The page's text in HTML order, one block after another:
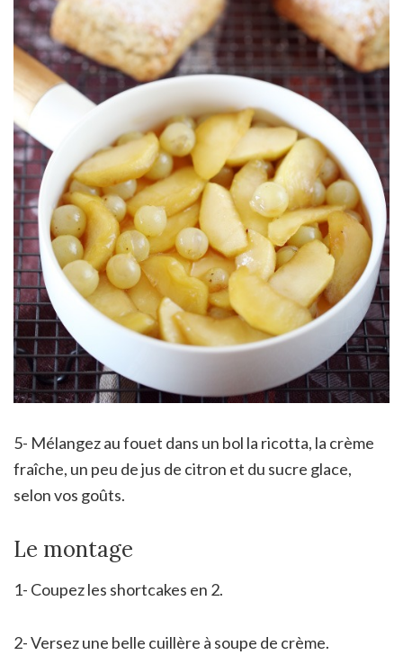
5- Mélangez au fouet dans un bol la ricotta, la crème
fraîche, un peu de jus de citron et du sucre glace,
selon vos goûts.
Le montage
1- Coupez les shortcakes en 2.
2- Versez une belle cuillère à soupe de crème.